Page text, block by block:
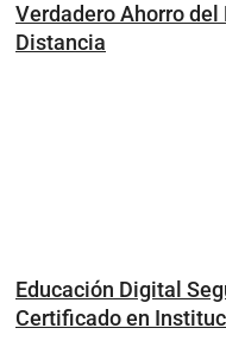
Verdadero Ahorro
Distancia
Educación Digital
Certificado en